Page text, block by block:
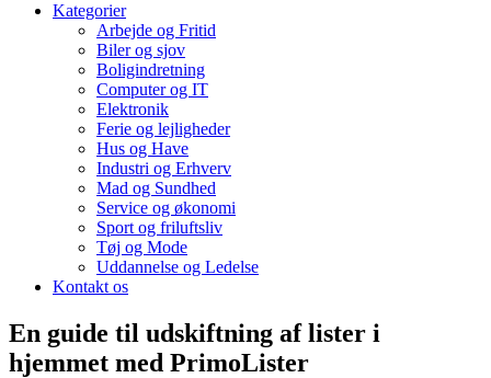
Kategorier
Arbejde og Fritid
Biler og sjov
Boligindretning
Computer og IT
Elektronik
Ferie og lejligheder
Hus og Have
Industri og Erhverv
Mad og Sundhed
Service og økonomi
Sport og friluftsliv
Tøj og Mode
Uddannelse og Ledelse
Kontakt os
En guide til udskiftning af lister i
hjemmet med PrimoLister